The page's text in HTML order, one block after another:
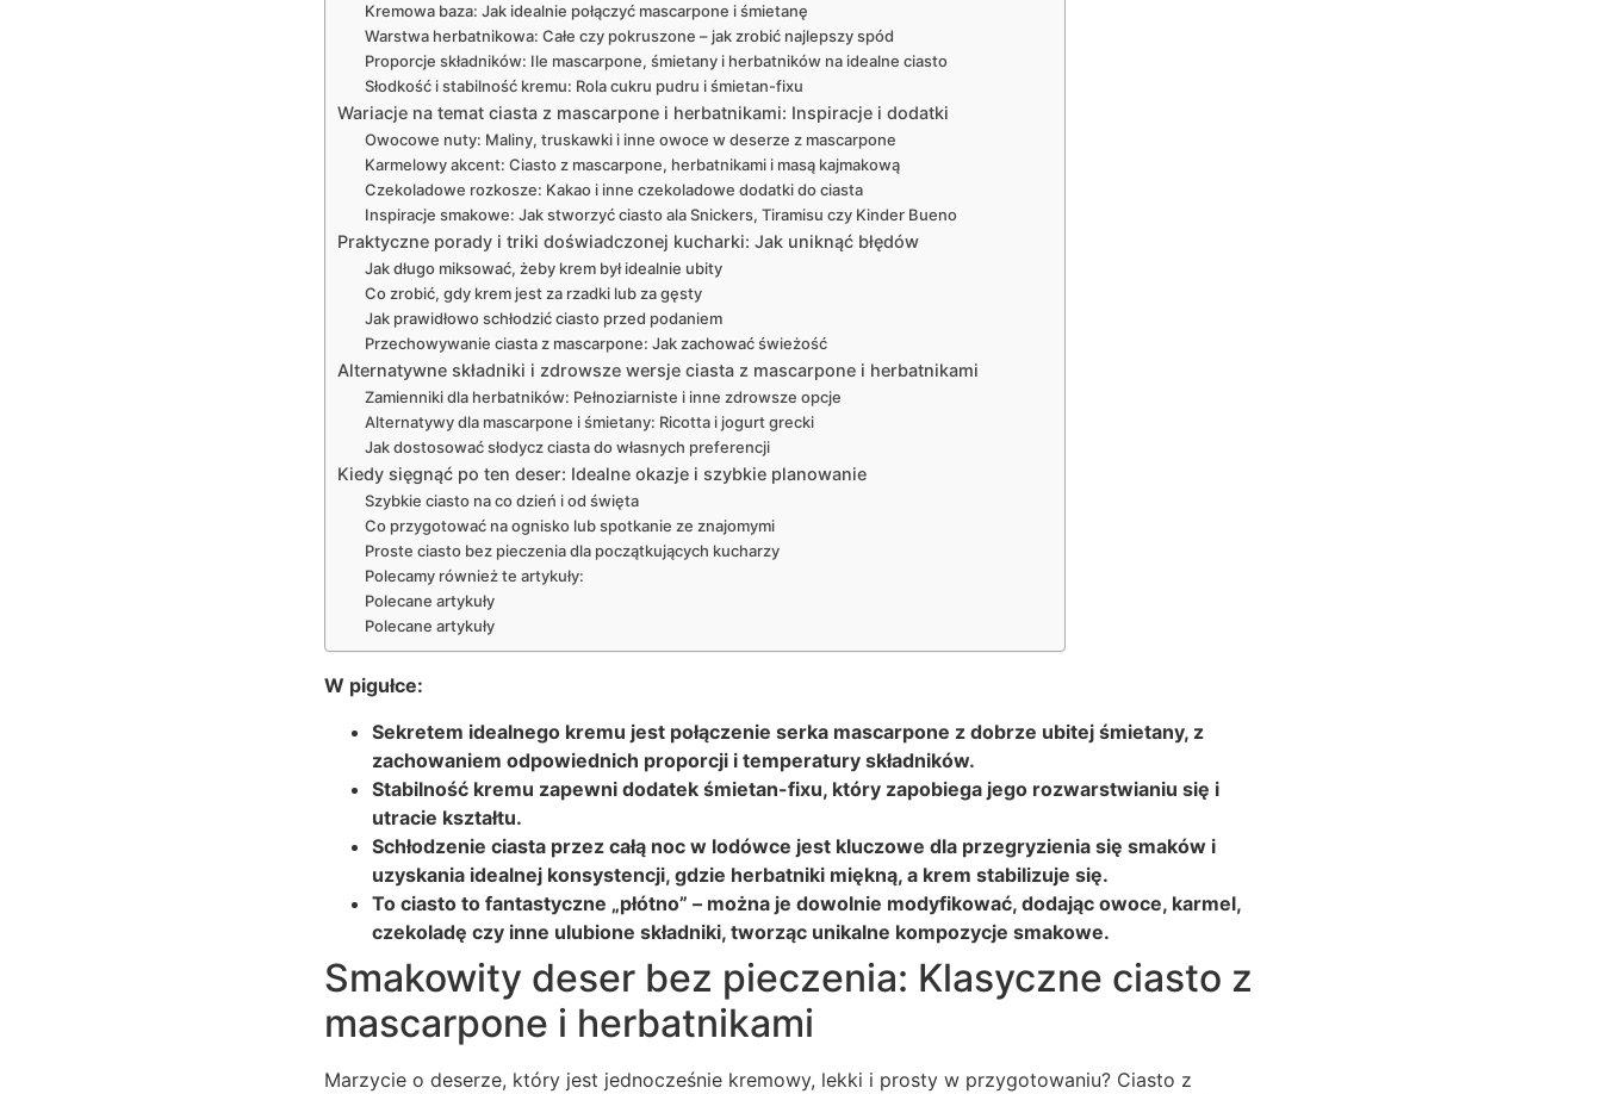
Kremowa baza: Jak idealnie połączyć mascarpone i śmietanę
Warstwa herbatnikowa: Całe czy pokruszone – jak zrobić najlepszy spód
Proporcje składników: Ile mascarpone, śmietany i herbatników na idealne ciasto
Słodkość i stabilność kremu: Rola cukru pudru i śmietan-fixu
Wariacje na temat ciasta z mascarpone i herbatnikami: Inspiracje i dodatki
Owocowe nuty: Maliny, truskawki i inne owoce w deserze z mascarpone
Karmelowy akcent: Ciasto z mascarpone, herbatnikami i masą kajmakową
Czekoladowe rozkosze: Kakao i inne czekoladowe dodatki do ciasta
Inspiracje smakowe: Jak stworzyć ciasto ala Snickers, Tiramisu czy Kinder Bueno
Praktyczne porady i triki doświadczonej kucharki: Jak uniknąć błędów
Jak długo miksować, żeby krem był idealnie ubity
Co zrobić, gdy krem jest za rzadki lub za gęsty
Jak prawidłowo schłodzić ciasto przed podaniem
Przechowywanie ciasta z mascarpone: Jak zachować świeżość
Alternatywne składniki i zdrowsze wersje ciasta z mascarpone i herbatnikami
Zamienniki dla herbatników: Pełnoziarniste i inne zdrowsze opcje
Alternatywy dla mascarpone i śmietany: Ricotta i jogurt grecki
Jak dostosować słodycz ciasta do własnych preferencji
Kiedy sięgnąć po ten deser: Idealne okazje i szybkie planowanie
Szybkie ciasto na co dzień i od święta
Co przygotować na ognisko lub spotkanie ze znajomymi
Proste ciasto bez pieczenia dla początkujących kucharzy
Polecamy również te artykuły:
Polecane artykuły
Polecane artykuły
W pigułce:
Sekretem idealnego kremu jest połączenie serka mascarpone z dobrze ubitej śmietany, z
zachowaniem odpowiednich proporcji i temperatury składników.
Stabilność kremu zapewni dodatek śmietan-fixu, który zapobiega jego rozwarstwianiu się i
utracie kształtu.
Schłodzenie ciasta przez całą noc w lodówce jest kluczowe dla przegryzienia się smaków i
uzyskania idealnej konsystencji, gdzie herbatniki miękną, a krem stabilizuje się.
To ciasto to fantastyczne „płótno” – można je dowolnie modyfikować, dodając owoce, karmel,
czekoladę czy inne ulubione składniki, tworząc unikalne kompozycje smakowe.
Smakowity deser bez pieczenia: Klasyczne ciasto z
mascarpone i herbatnikami
Marzycie o deserze, który jest jednocześnie kremowy, lekki i prosty w przygotowaniu? Ciasto z